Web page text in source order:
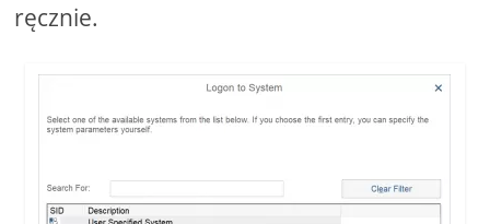
ręcznie.